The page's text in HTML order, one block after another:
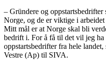
– Gründere og oppstartsbedrifter
Norge, og de er viktige i
Mitt mål er at Norge skal bli
bedrift i. For å få til det vil jeg
oppstartsbedrifter fra hele
Vestre (Ap) til SIVA.